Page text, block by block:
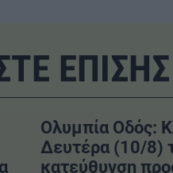
ΕΠΙΣΗΣ
Ολυμπία Οδός:
Δευτέρα (10/8)
κατεύθυνση